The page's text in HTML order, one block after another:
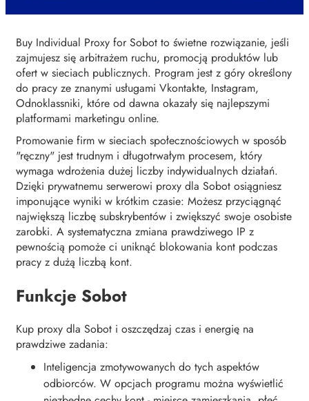
Buy Individual Proxy for Sobot to świetne rozwiązanie, jeśli
zajmujesz się arbitrażem ruchu, promocją produktów lub
ofert w sieciach publicznych. Program jest z góry określony
do pracy ze znanymi usługami Vkontakte, Instagram,
Odnoklassniki, które od dawna okazały się najlepszymi
platformami marketingu online.
Promowanie firm w sieciach społecznościowych w sposób
"ręczny" jest trudnym i długotrwałym procesem, który
wymaga wdrożenia dużej liczby indywidualnych działań.
Dzięki prywatnemu serwerowi proxy dla Sobot osiągniesz
imponujące wyniki w krótkim czasie: Możesz przyciągnąć
największą liczbę subskrybentów i zwiększyć swoje osobiste
zarobki. A systematyczna zmiana prawdziwego IP z
pewnością pomoże ci uniknąć blokowania kont podczas
pracy z dużą liczbą kont.
Funkcje Sobot
Kup proxy dla Sobot i oszczędzaj czas i energię na
prawdziwe zadania:
Inteligencja zmotywowanych do tych aspektów
odbiorców. W opcjach programu można wyświetlić